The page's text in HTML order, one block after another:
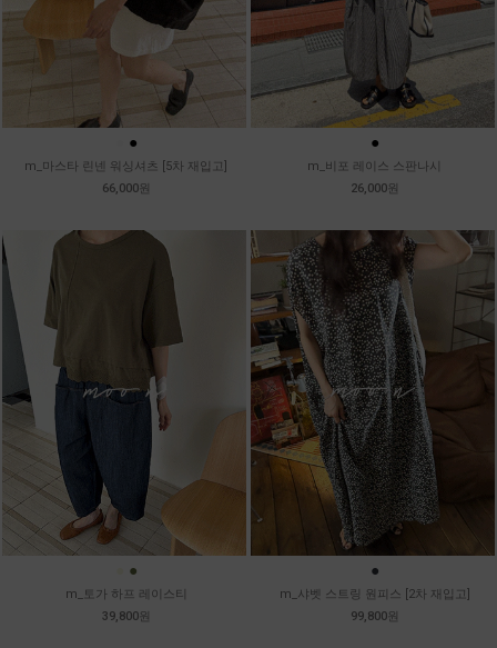
●
m_마스타 린넨 워싱셔츠 [5차 재입고]
66,000원
●
m_비포 레이스 스판나시
26,000원
●
m_토가 하프 레이스티
39,800원
●
m_샤벳 스트링 원피스 [2차 재입고]
99,800원